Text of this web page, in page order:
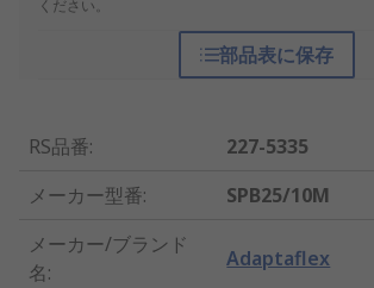
ください。
部品表に保存
RS品番:
227-5335
メーカー型番:
SPB25/10M
メーカー/ブランド
名:
Adaptaflex